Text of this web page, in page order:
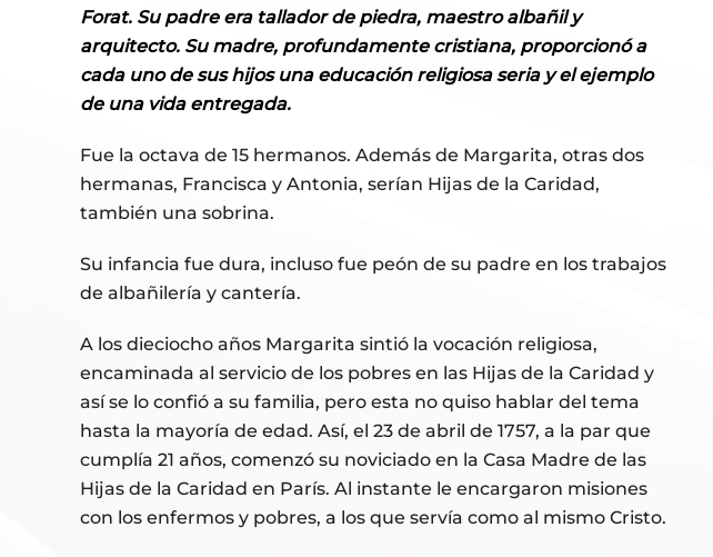
Forat. Su padre era tallador de piedra, maestro albañil y
arquitecto. Su madre, profundamente cristiana, proporcionó a
cada uno de sus hijos una educación religiosa seria y el ejemplo
de una vida entregada.
Fue la octava de 15 hermanos. Además de Margarita, otras dos
hermanas, Francisca y Antonia, serían Hijas de la Caridad,
también una sobrina.
Su infancia fue dura, incluso fue peón de su padre en los trabajos
de albañilería y cantería.
A los dieciocho años Margarita sintió la vocación religiosa,
encaminada al servicio de los pobres en las Hijas de la Caridad y
así se lo confió a su familia, pero esta no quiso hablar del tema
hasta la mayoría de edad. Así, el 23 de abril de 1757, a la par que
cumplía 21 años, comenzó su noviciado en la Casa Madre de las
Hijas de la Caridad en París. Al instante le encargaron misiones
con los enfermos y pobres, a los que servía como al mismo Cristo.